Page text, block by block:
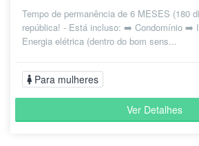
Tempo de permanência de 6 MESES (180
república! - Está incluso: ➡️ Condomínio
Energia elétrica (dentro do bom sens...
Para mulheres
Ver Detalhes